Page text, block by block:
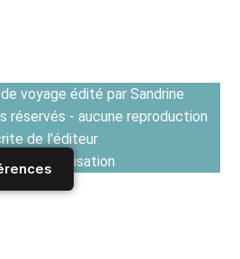
voyage édité par Sandrine
réservés - aucune reproduction
de l'éditeur
d'utilisation